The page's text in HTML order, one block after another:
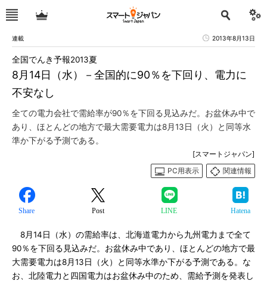
連載 2013年8月13日
8月14日（水）－全国的に90％を下回り、電力に
不安なし
全国でんき予報2013夏
全ての電力会社で需給率が90％を下回る見込みだ。お盆休み中で
あり、ほとんどの地方で最大需要電力は8月13日（火）と同等水
準か下がる予測である。
[スマートジャパン]
PC用表示
関連情報
Share Post LINE Hatena
8月14日（水）の需給率は、北海道電力から九州電力まで全て
90％を下回る見込みだ。お盆休み中であり、ほとんどの地方で最
大需要電力は8月13日（火）と同等水準か下がる予測である。な
お、北陸電力と四国電力はお盆休み中のため、需給予測を発表し